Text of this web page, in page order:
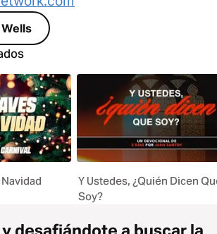
Y Ustedes, ¿Quién Dicen
Soy?